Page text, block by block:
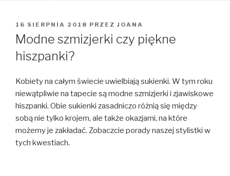
OPUBLIKOWANE
W
16 SIERPNIA 2018 PRZEZ JOANA
Modne szmizjerki czy piękne
hiszpanki?
Kobiety na całym świecie uwielbiają sukienki. W tym roku
niewątpliwie na tapecie są modne szmizjerki i zjawiskowe
hiszpanki. Obie sukienki zasadniczo różnią się między
sobą nie tylko krojem, ale także okazjami, na które
możemy je zakładać. Zobaczcie porady naszej stylistki w
tych kwestiach.